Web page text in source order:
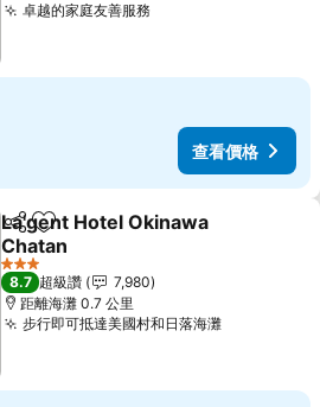
卓越的家庭友善服務
查看價格
分享 加入我的最愛
La'gent Hotel Okinawa
Chatan
查看價格
3 星級
8.7 超級讚
7,980
距離海灘 0.7 公里
步行即可抵達美國村和日落海灘查看價格